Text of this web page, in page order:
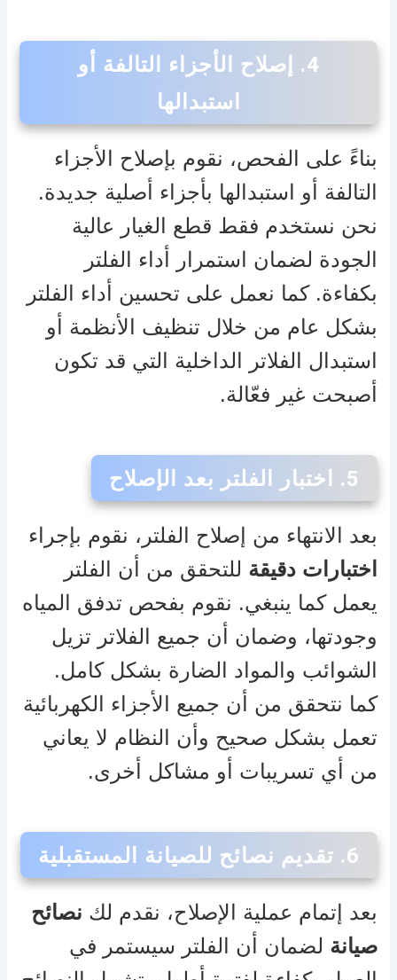
4.
إصلاح الأجزاء التالفة أو
استبدالها
بناءً على الفحص، نقوم بإصلاح الأجزاء
التالفة أو استبدالها بأجزاء أصلية جديدة.
نحن نستخدم فقط قطع الغيار عالية
الجودة لضمان استمرار أداء الفلتر
بكفاءة. كما نعمل على تحسين أداء الفلتر
بشكل عام من خلال تنظيف الأنظمة أو
استبدال الفلاتر الداخلية التي قد تكون
أصبحت غير فعّالة.
5. اختبار الفلتر بعد الإصلاح
بعد الانتهاء من إصلاح الفلتر، نقوم بإجراء
اختبارات دقيقة للتحقق من أن الفلتر
يعمل كما ينبغي. نقوم بفحص تدفق المياه
وجودتها، وضمان أن جميع الفلاتر تزيل
الشوائب والمواد الضارة بشكل كامل.
كما نتحقق من أن جميع الأجزاء الكهربائية
تعمل بشكل صحيح وأن النظام لا يعاني
من أي تسريبات أو مشاكل أخرى.
6. تقديم نصائح للصيانة المستقبلية
بعد إتمام عملية الإصلاح، نقدم لك نصائح
صيانة لضمان أن الفلتر سيستمر في